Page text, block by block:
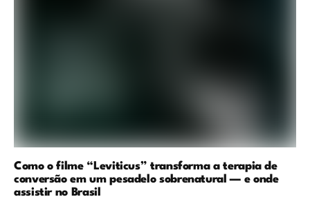
Como o filme “Leviticus” transforma a terapia de
conversão em um pesadelo sobrenatural — e onde
assistir no Brasil